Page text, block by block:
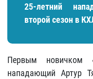
25-летний
второй сезон в
Первым новичком
нападающий Артур